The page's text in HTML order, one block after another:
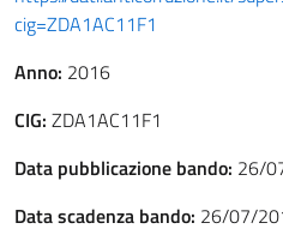
cig=ZDA1AC11F1
Anno: 2016
CIG: ZDA1AC11F1
Data pubblicazione bando: 26/
Data scadenza bando: 26/07/